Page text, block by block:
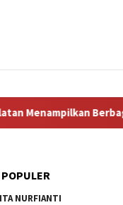
Produk
NURFIANTI